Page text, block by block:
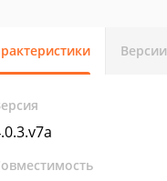
Версии